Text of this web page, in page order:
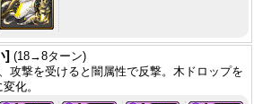
] (18→8ターン)
攻撃を受けると闇属性で反撃。木ドロップを
化。